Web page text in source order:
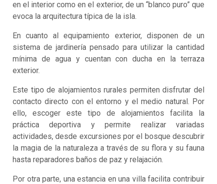
en el interior como en el exterior, de un “blanco puro” que
evoca la arquitectura típica de la isla.
En cuanto al equipamiento exterior, disponen de un
sistema de jardinería pensado para utilizar la cantidad
mínima de agua y cuentan con ducha en la terraza
exterior.
Este tipo de alojamientos rurales permiten disfrutar del
contacto directo con el entorno y el medio natural. Por
ello, escoger este tipo de alojamientos facilita la
práctica deportiva y permite realizar variadas
actividades, desde excursiones por el bosque descubrir
la magia de la naturaleza a través de su flora y su fauna
hasta reparadores baños de paz y relajación.
Por otra parte, una estancia en una villa facilita contribuir